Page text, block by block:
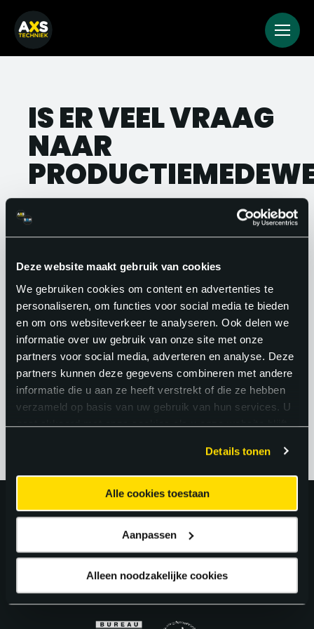
Deze website maakt gebruik van cookies
We gebruiken cookies om content en advertenties te
personaliseren, om functies voor social media te bieden
en om ons websiteverkeer te analyseren. Ook delen we
informatie over uw gebruik van onze site met onze
partners voor social media, adverteren en analyse. Deze
partners kunnen deze gegevens combineren met andere
informatie die u aan ze heeft verstrekt of die ze hebben
verzameld op basis van uw gebruik van hun services. U
gaat akkoord met onze cookies als u onze website blijft
Details tonen
Alle cookies toestaan
Aanpassen
Alleen noodzakelijke cookies
IS ER VEEL VRAAG
NAAR
productiemedewerkers is groot. In vrijwel
een tekort aan goed opgeleid
productiepersoneel. Voor jou als
medewerker betekent dit volop kansen:
je kunt kiezen uit diverse bedrijven en
sectoren en hebt een sterke
onderhandelingspositie.
Uitstekend!
4.6uit 5 van163Google Reviews.